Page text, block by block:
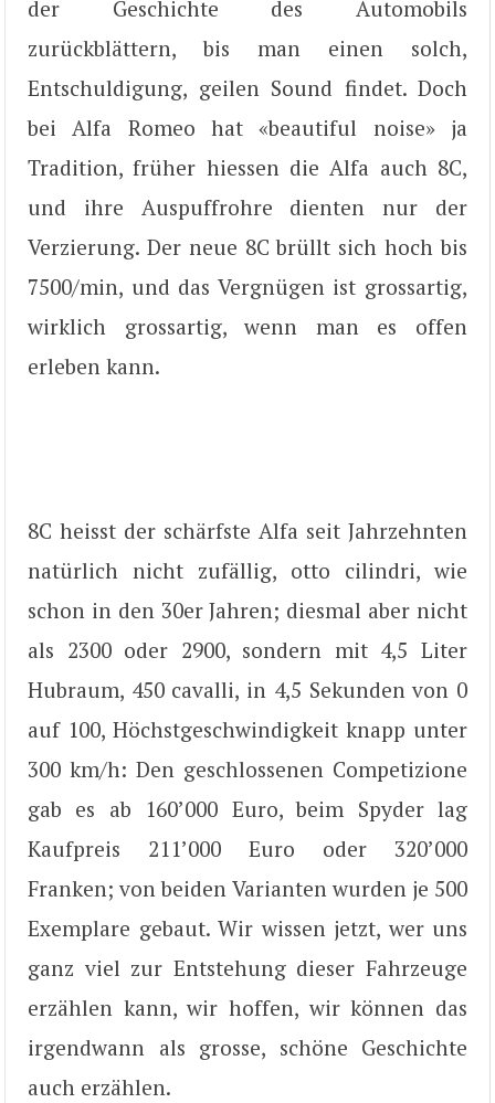
der Geschichte des Automobils
zurückblättern, bis man einen solch,
Entschuldigung, geilen Sound findet. Doch
bei Alfa Romeo hat «beautiful noise» ja
Tradition, früher hiessen die Alfa auch 8C,
und ihre Auspuffrohre dienten nur der
Verzierung. Der neue 8C brüllt sich hoch bis
7500/min, und das Vergnügen ist grossartig,
wirklich grossartig, wenn man es offen
erleben kann.
8C heisst der schärfste Alfa seit Jahrzehnten
natürlich nicht zufällig, otto cilindri, wie
schon in den 30er Jahren; diesmal aber nicht
als 2300 oder 2900, sondern mit 4,5 Liter
Hubraum, 450 cavalli, in 4,5 Sekunden von 0
auf 100, Höchstgeschwindigkeit knapp unter
300 km/h: Den geschlossenen Competizione
gab es ab 160’000 Euro, beim Spyder lag
Kaufpreis 211’000 Euro oder 320’000
Franken; von beiden Varianten wurden je 500
Exemplare gebaut. Wir wissen jetzt, wer uns
ganz viel zur Entstehung dieser Fahrzeuge
erzählen kann, wir hoffen, wir können das
irgendwann als grosse, schöne Geschichte
auch erzählen.